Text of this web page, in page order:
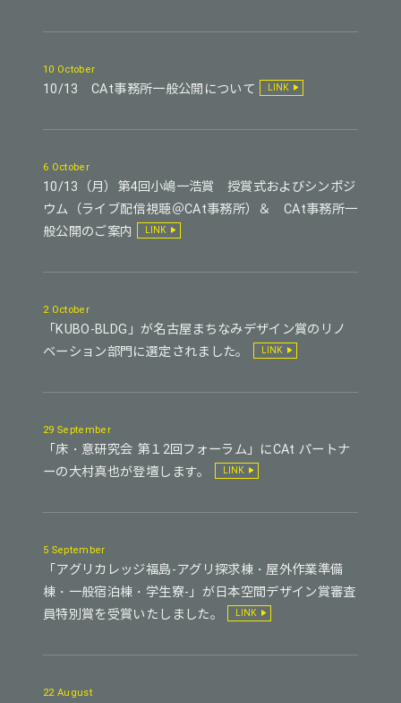
10 October
10/13 CAt事務所一般公開について LINK
6 October
10/13（月）第4回小嶋一浩賞 授賞式およびシンポジ
ウム（ライブ配信視聴＠CAt事務所）＆ CAt事務所一
般公開のご案内
LINK
2 October
「KUBO-BLDG」が名古屋まちなみデザイン賞のリノ
ベーション部門に選定されました。
LINK
29 September
「床・意研究会 第１2回フォーラム」にCAt パートナ
ーの大村真也が登壇します。
LINK
5 September
「アグリカレッジ福島-アグリ探求棟・屋外作業準備
棟・一般宿泊棟・学生寮-」が日本空間デザイン賞審査
員特別賞を受賞いたしました。
LINK
22 August